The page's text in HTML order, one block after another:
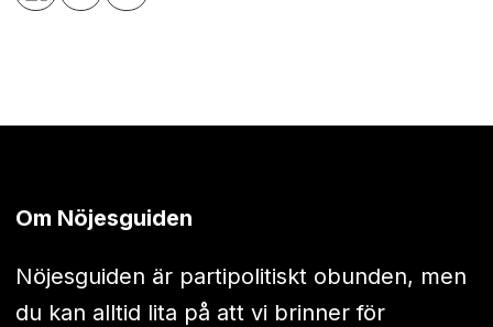
Om Nöjesguiden
Nöjesguiden är partipolitiskt obunden, men
du kan alltid lita på att vi brinner för